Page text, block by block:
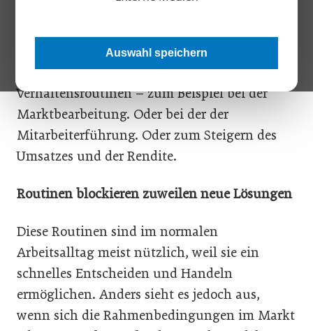
Auswahl speichern
entwickeln im Verlauf ihrer beruflichen
Biografie gewisse Denk- und
Verhaltensroutinen – zum Beispiel bei der
Marktbearbeitung. Oder bei der der
Mitarbeiterführung. Oder zum Steigern des
Umsatzes und der Rendite.
Routinen blockieren zuweilen neue Lösungen
Diese Routinen sind im normalen
Arbeitsalltag meist nützlich, weil sie ein
schnelles Entscheiden und Handeln
ermöglichen. Anders sieht es jedoch aus,
wenn sich die Rahmenbedingungen im Markt